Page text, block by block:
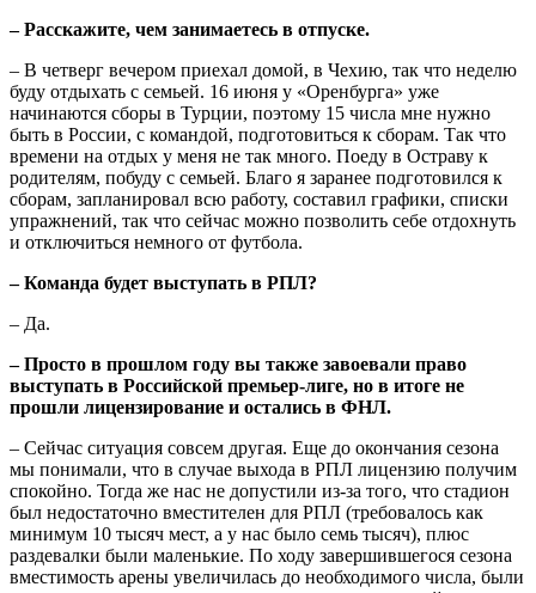
– Расскажите, чем занимаетесь в отпуске.
– В четверг вечером приехал домой, в Чехию, так что неделю
буду отдыхать с семьей. 16 июня у «Оренбурга» уже
начинаются сборы в Турции, поэтому 15 числа мне нужно
быть в России, с командой, подготовиться к сборам. Так что
времени на отдых у меня не так много. Поеду в Остраву к
родителям, побуду с семьей. Благо я заранее подготовился к
сборам, запланировал всю работу, составил графики, списки
упражнений, так что сейчас можно позволить себе отдохнуть
и отключиться немного от футбола.
– Команда будет выступать в РПЛ?
– Да.
– Просто в прошлом году вы также завоевали право
выступать в Российской премьер-лиге, но в итоге не
прошли лицензирование и остались в ФНЛ.
– Сейчас ситуация совсем другая. Еще до окончания сезона
мы понимали, что в случае выхода в РПЛ лицензию получим
спокойно. Тогда же нас не допустили из-за того, что стадион
был недостаточно вместителен для РПЛ (требовалось как
минимум 10 тысяч мест, а у нас было семь тысяч), плюс
раздевалки были маленькие. По ходу завершившегося сезона
вместимость арены увеличилась до необходимого числа, были